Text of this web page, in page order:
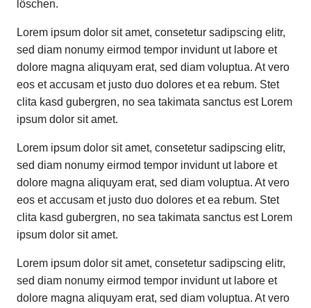
löschen.
Lorem ipsum dolor sit amet, consetetur sadipscing elitr,
sed diam nonumy eirmod tempor invidunt ut labore et
dolore magna aliquyam erat, sed diam voluptua. At vero
eos et accusam et justo duo dolores et ea rebum. Stet
clita kasd gubergren, no sea takimata sanctus est Lorem
ipsum dolor sit amet.
Lorem ipsum dolor sit amet, consetetur sadipscing elitr,
sed diam nonumy eirmod tempor invidunt ut labore et
dolore magna aliquyam erat, sed diam voluptua. At vero
eos et accusam et justo duo dolores et ea rebum. Stet
clita kasd gubergren, no sea takimata sanctus est Lorem
ipsum dolor sit amet.
Lorem ipsum dolor sit amet, consetetur sadipscing elitr,
sed diam nonumy eirmod tempor invidunt ut labore et
dolore magna aliquyam erat, sed diam voluptua. At vero